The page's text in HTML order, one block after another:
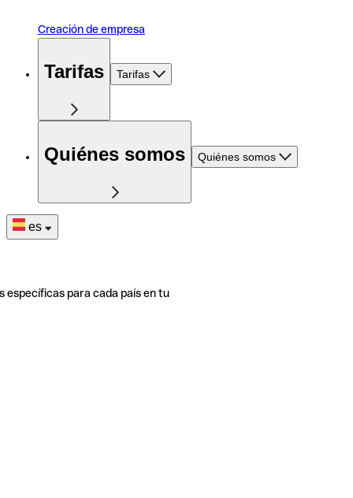
Creación de empresa
Tarifas Tarifas
Quiénes somos Quiénes somos
es
específicas para cada país en tu